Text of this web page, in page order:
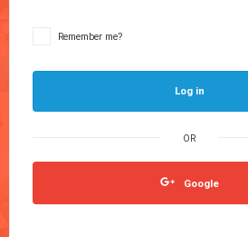
Remember me?
Log in
Google